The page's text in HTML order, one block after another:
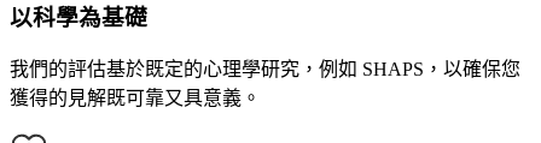
以科學為基礎
我們的評估基於既定的心理學研究，例如 SHAPS，以確保您
獲得的見解既可靠又具意義。